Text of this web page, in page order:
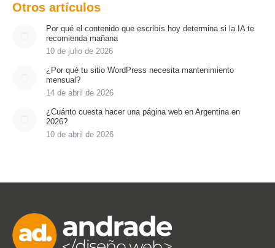
Otros artículos
Por qué el contenido que escribís hoy determina si la IA te
recomienda mañana
10 de julio de 2026
¿Por qué tu sitio WordPress necesita mantenimiento
mensual?
14 de abril de 2026
¿Cuánto cuesta hacer una página web en Argentina en
2026?
10 de abril de 2026